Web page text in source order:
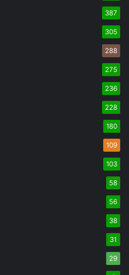
387
305
288
275
236
228
180
109
103
58
56
38
31
29